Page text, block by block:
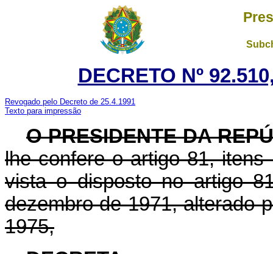
DECRETO Nº
Revogado pelo Decreto de 25.4.1991
Texto para impressão
O PRESIDENTE DA
lhe confere o artigo 81,
vista o disposto no artigo
dezembro de 1971, alterado
1975,